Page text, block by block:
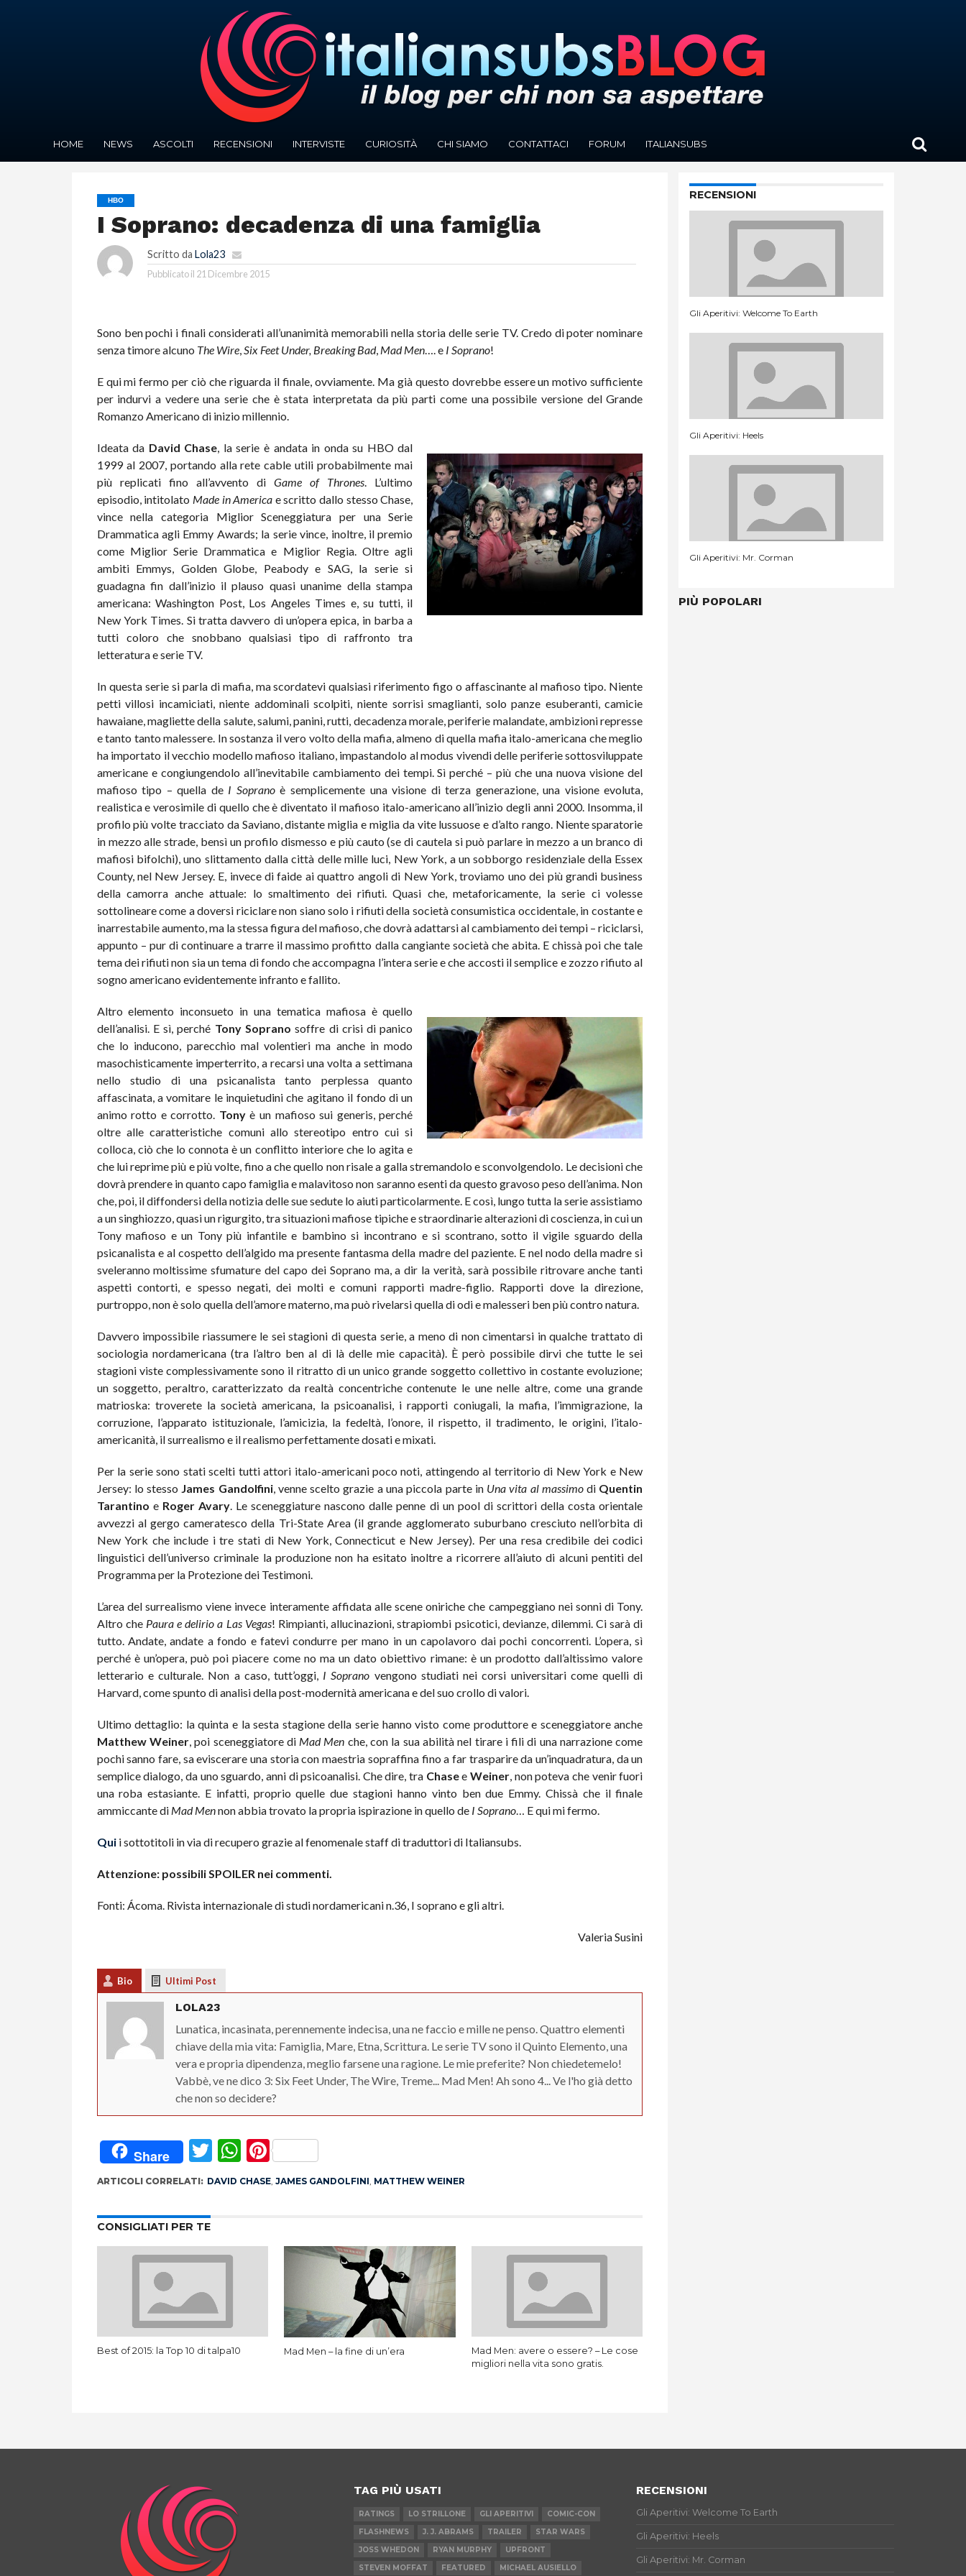
HOME NEWS ASCOLTI RECENSIONI INTERVISTE CURIOSITÀ CHI SIAMO CONTATTACI FORUM ITALIANSUBS
HBO
I Soprano: decadenza di una famiglia
Scritto da Lola23
Pubblicato il 21 Dicembre 2015
Sono ben pochi i finali considerati all’unanimità memorabili nella storia delle serie TV. Credo di poter nominare
senza timore alcuno The Wire,Six Feet Under, Breaking Bad, Mad Men…. e I Soprano!
E qui mi fermo per ciò che riguarda il finale, ovviamente. Ma già questo dovrebbe essere un motivo sufficiente
per indurvi a vedere una serie che è stata interpretata da più parti come una possibile versione del Grande
Romanzo Americano di inizio millennio.
Ideata da David Chase, la serie è andata in onda su HBO dal
1999 al 2007, portando alla rete cable utili probabilmente mai
più replicati fino all’avvento diGame of Thrones. L’ultimo
episodio, intitolato Made in America e scritto dallo stesso Chase,
vince nella categoria Miglior Sceneggiatura per una Serie
Drammatica agli Emmy Awards; la serie vince, inoltre, il premio
come Miglior Serie Drammatica e Miglior Regia. Oltre agli
ambiti Emmys, Golden Globe, Peabody e SAG, la serie si
guadagna fin dall’inizio il plauso quasi unanime della stampa
americana: Washington Post, Los Angeles Times e, su tutti, il
New York Times. Si tratta davvero di un’opera epica, in barba a
tutti coloro che snobbano qualsiasi tipo di raffronto tra
letteratura e serie TV.
In questa serie si parla di mafia, ma scordatevi qualsiasi riferimento figo o affascinante al mafioso tipo. Niente
petti villosi incamiciati, niente addominali scolpiti, niente sorrisi smaglianti, solo panze esuberanti, camicie
hawaiane, magliette della salute, salumi, panini, rutti, decadenza morale, periferie malandate, ambizioni represse
e tanto tanto malessere. In sostanza il vero volto della mafia, almeno di quella mafia italo-americana che meglio
ha importato il vecchio modello mafioso italiano, impastandolo al modus vivendi delle periferie sottosviluppate
americane e congiungendolo all’inevitabile cambiamento dei tempi. Sì perché – più che una nuova visione del
mafioso tipo – quella de I Sopranoè semplicemente una visione di terza generazione, una visione evoluta,
realistica e verosimile di quello che è diventato il mafioso italo-americano all’inizio degli anni 2000. Insomma, il
profilo più volte tracciato da Saviano, distante miglia e miglia da vite lussuose e d’alto rango. Niente sparatorie
in mezzo alle strade, bensì un profilo dismesso e più cauto (se di cautela si può parlare in mezzo a un branco di
mafiosi bifolchi), uno slittamento dalla città delle mille luci, New York, a un sobborgo residenziale della Essex
County, nel New Jersey. E, invece di faide ai quattro angoli di New York, troviamo uno dei più grandi business
della camorra anche attuale: lo smaltimento dei rifiuti. Quasi che, metaforicamente, la serie ci volesse
sottolineare come a doversi riciclare non siano solo i rifiuti della società consumistica occidentale, in costante e
inarrestabile aumento, ma la stessa figura del mafioso, che dovrà adattarsi al cambiamento dei tempi – riciclarsi,
appunto – pur di continuare a trarre il massimo profitto dalla cangiante società che abita. E chissà poi che tale
tema dei rifiuti non sia un tema di fondo che accompagna l’intera serie e che accosti il semplice e zozzo rifiuto al
sogno americano evidentemente infranto e fallito.
Altro elemento inconsueto in una tematica mafiosa è quello
dell’analisi. E sì, perché Tony Soprano soffre di crisi di panico
che lo inducono, parecchio mal volentieri ma anche in modo
masochisticamente imperterrito, a recarsi una volta a settimana
nello studio di una psicanalista tanto perplessa quanto
affascinata, a vomitare le inquietudini che agitano il fondo di un
animo rotto e corrotto. Tonyè un mafioso sui generis, perché
oltre alle caratteristiche comuni allo stereotipo entro cui si
colloca, ciò che lo connota è un conflitto interiore che lo agita e
che lui reprime più e più volte, fino a che quello non risale a galla stremandolo e sconvolgendolo. Le decisioni che
dovrà prendere in quanto capo famiglia e malavitoso non saranno esenti da questo gravoso peso dell’anima. Non
che, poi, il diffondersi della notizia delle sue sedute lo aiuti particolarmente. E così, lungo tutta la serie assistiamo
a un singhiozzo, quasi un rigurgito, tra situazioni mafiose tipiche e straordinarie alterazioni di coscienza, in cui un
Tony mafioso e un Tony più infantile e bambino si incontrano e si scontrano, sotto il vigile sguardo della
psicanalista e al cospetto dell’algido ma presente fantasma della madre del paziente. E nel nodo della madre si
sveleranno moltissime sfumature del capo dei Soprano ma, a dir la verità, sarà possibile ritrovare anche tanti
aspetti contorti, e spesso negati, dei molti e comuni rapporti madre-figlio. Rapporti dove la direzione,
purtroppo, non è solo quella dell’amore materno, ma può rivelarsi quella di odi e malesseri ben più contro natura.
Davvero impossibile riassumere le sei stagioni di questa serie, a meno di non cimentarsi in qualche trattato di
sociologia nordamericana (tra l’altro ben al di là delle mie capacità). È però possibile dirvi che tutte le sei
stagioni viste complessivamente sono il ritratto di un unico grande soggetto collettivo in costante evoluzione;
un soggetto, peraltro, caratterizzato da realtà concentriche contenute le une nelle altre, come una grande
matrioska: troverete la società americana, la psicoanalisi, i rapporti coniugali, la mafia, l’immigrazione, la
corruzione, l’apparato istituzionale, l’amicizia, la fedeltà, l’onore, il rispetto, il tradimento, le origini, l’italo-
americanità, il surrealismo e il realismo perfettamente dosati e mixati.
Per la serie sono stati scelti tutti attori italo-americani poco noti, attingendo al territorio di New York e New
Jersey: lo stesso James Gandolfini, venne scelto grazie a una piccola parte in Una vita al massimodi Quentin
Tarantino e Roger Avary. Le sceneggiature nascono dalle penne di un pool di scrittori della costa orientale
avvezzi al gergo cameratesco della Tri-State Area (il grande agglomerato suburbano cresciuto nell’orbita di
New York che include i tre stati di New York, Connecticut e New Jersey). Per una resa credibile dei codici
linguistici dell’universo criminale la produzione non ha esitato inoltre a ricorrere all’aiuto di alcuni pentiti del
Programma per la Protezione dei Testimoni.
L’area del surrealismo viene invece interamente affidata alle scene oniriche che campeggiano nei sonni di Tony.
Altro che Paura e delirio a Las Vegas! Rimpianti, allucinazioni, strapiombi psicotici, devianze, dilemmi. Ci sarà di
tutto. Andate, andate a fondo e fatevi condurre per mano in un capolavoro dai pochi concorrenti. L’opera, sì
perché è un’opera, può poi piacere come no ma un dato obiettivo rimane: è un prodotto dall’altissimo valore
letterario e culturale. Non a caso, tutt’oggi, I Soprano vengono studiati nei corsi universitari come quelli di
Harvard, come spunto di analisi della post-modernità americana e del suo crollo di valori.
Ultimo dettaglio: la quinta e la sesta stagione della serie hanno visto come produttore e sceneggiatore anche
Matthew Weiner, poi sceneggiatore di Mad Men che, con la sua abilità nel tirare i fili di una narrazione come
pochi sanno fare, sa eviscerare una storia con maestria sopraffina fino a far trasparire da un’inquadratura, da un
semplice dialogo, da uno sguardo, anni di psicoanalisi. Che dire, tra ChaseeWeiner, non poteva che venir fuori
una roba estasiante. E infatti, proprio quelle due stagioni hanno vinto ben due Emmy. Chissà che il finale
ammiccante di Mad Mennon abbia trovato la propria ispirazione in quello de I Soprano… E qui mi fermo.
Quii sottotitoli in via di recupero grazie al fenomenale staff di traduttori di Italiansubs.
Attenzione: possibili SPOILER nei commenti.
Fonti: Ácoma. Rivista internazionale di studi nordamericani n.36, I soprano e gli altri.
Valeria Susini
Bio Ultimi Post
LOLA23
Lunatica, incasinata, perennemente indecisa, una ne faccio e mille ne penso. Quattro elementi
chiave della mia vita: Famiglia, Mare, Etna, Scrittura. Le serie TV sono il Quinto Elemento, una
vera e propria dipendenza, meglio farsene una ragione. Le mie preferite? Non chiedetemelo!
Vabbè, ve ne dico 3: Six Feet Under, The Wire, Treme... Mad Men! Ah sono 4... Ve l'ho già detto
che non so decidere?
Share Twitter
WhatsApp
Pinterest
ARTICOLI CORRELATI: DAVID CHASE, JAMES GANDOLFINI, MATTHEW WEINER
CONSIGLIATI PER TE
Best of 2015: la Top 10 di talpa10 Mad Men – la fine di un’era
Mad Men: avere o essere? – Le cose
migliori nella vita sono gratis.
RECENSIONI
Gli Aperitivi: Welcome To Earth
Gli Aperitivi: Heels
Gli Aperitivi: Mr. Corman
PIÙ POPOLARI
TAG PIÙ USATI
RATINGS LO STRILLONE GLI APERITIVI
COMIC-CON
FLASHNEWS
J. J. ABRAMS TRAILER
STAR WARS
JOSS WHEDON
RYAN MURPHY
UPFRONT
STEVEN MOFFAT
FEATURED MICHAEL AUSIELLO
RECENSIONI
Gli Aperitivi: Welcome To Earth
Gli Aperitivi: Heels
Gli Aperitivi: Mr. Corman